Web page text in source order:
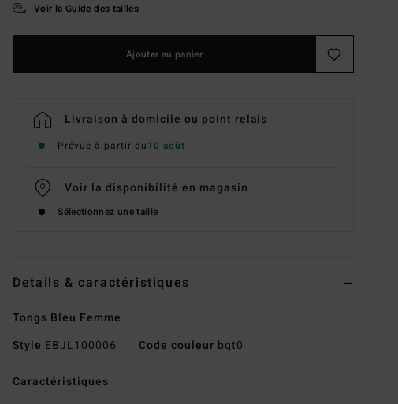
Voir le Guide des tailles
Ajouter au panier
Livraison à domicile ou point relais
Prévue à partir du10 août
Voir la disponibilité en magasin
Sélectionnez une taille
Details & caractéristiques
Tongs Bleu Femme
Style EBJL100006 Code couleur bqt0
Caractéristiques